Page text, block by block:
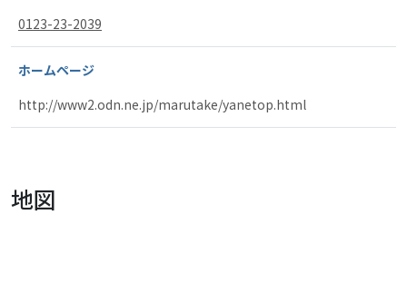
0123-23-2039
ホームページ
http://www2.odn.ne.jp/marutake/yanetop.html
地図